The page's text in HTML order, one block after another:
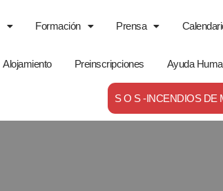
Formación Prensa
Alojamiento Preinscripciones Ayuda
S O S -INCENDIOS DE